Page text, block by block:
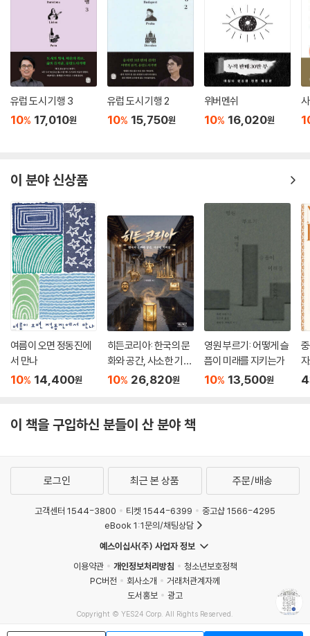
유럽 도시 기행 3
10% 17,010원
유럽 도시 기행 2
10% 15,750원
위버멘쉬
10% 16,020원
이 분야 신상품
여름이 오면 정동진에
서 만나
10% 14,400원
히든코리아: 한국의 문
화와 공간, 사소한 기적
들
10% 26,820원
영원 부르기: 어떻게 슬
픔이 미래를 지키는가
10% 13,500원
이 책을 구입하신 분들이 산 분야 책
로그인 최근 본 상품 주문/배송
고객센터 1544-3800 티켓 1544-6399
중고샵 1566-4295
eBook 1:1문의/채팅상담
예스이십사(주) 사업자 정보
이용약관
개인정보처리방침
청소년보호정책
PC버전
회사소개
거래처관계자께
도서홍보
광고
Copyright © YES24 Corp. All Rights Reserved.